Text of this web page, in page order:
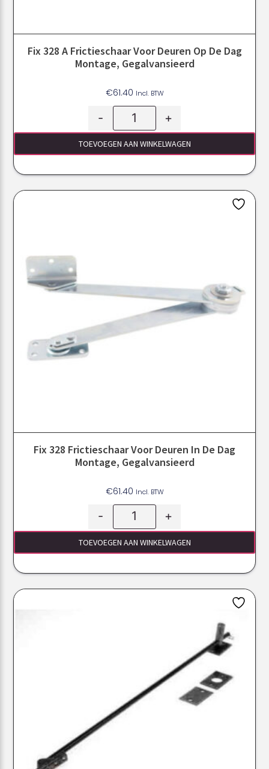
Fix 328 A Frictieschaar Voor Deuren Op De Dag
Montage, Gegalvansieerd
€61.40 Incl. BTW
- +
TOEVOEGEN AAN WINKELWAGEN
Fix 328 Frictieschaar Voor Deuren In De Dag
Montage, Gegalvansieerd
€61.40 Incl. BTW
- +
TOEVOEGEN AAN WINKELWAGEN